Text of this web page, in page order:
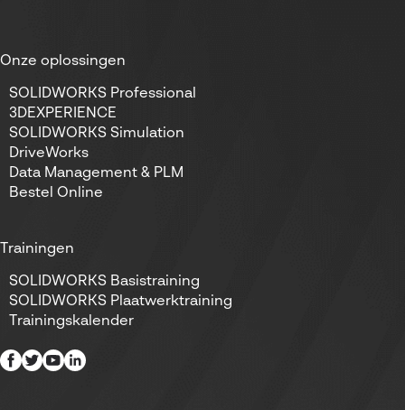
Onze oplossingen
SOLIDWORKS Professional
3DEXPERIENCE
SOLIDWORKS Simulation
DriveWorks
Data Management & PLM
Bestel Online
Trainingen
SOLIDWORKS Basistraining
SOLIDWORKS Plaatwerktraining
Trainingskalender